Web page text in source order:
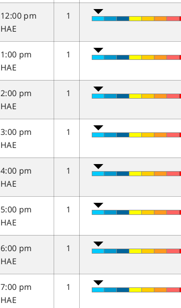
12:00 pm
HAE
1
1:00 pm
HAE
1
2:00 pm
HAE
1
3:00 pm
HAE
1
4:00 pm
HAE
1
5:00 pm
HAE
1
6:00 pm
HAE
1
7:00 pm
HAE
1